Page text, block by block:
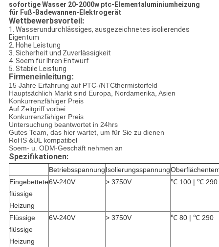
sofortige Wasser 20-2000w ptc-Elementaluminiumheizung
für Fuß-Badewannen-Elektrogerät
Wettbewerbsvorteil:
1. Wasserundurchlässiges, ausgezeichnetes isolierendes
Eigentum
2. Hohe Leistung
3. Sicherheit und Zuverlässigkeit
4. Soem für Ihren Entwurf
5. Stabile Leistung
Firmeneinleitung:
15 Jahre Erfahrung auf PTC-/NTCthermistorfeld
Hauptsächlich Markt sind Europa, Nordamerika, Asien
Konkurrenzfähiger Preis
Auf Zeitgriff vorbei
Konkurrenzfähiger Preis
Untersuchung beantwortet in 24hrs
Gutes Team, das hier wartet, um für Sie zu dienen
RoHS &UL kompatibel
Soem- u. ODM-Geschäft nehmen an
Spezifikationen:
BetriebsspannungIsolierungsspannung
Eingebettete
flüssige
Heizung
6V-240V > 3750V ℃ 100 | ℃ 290
Flüssige
flüssige
Heizung
6V-240V > 3750V ℃ 80 | ℃ 290